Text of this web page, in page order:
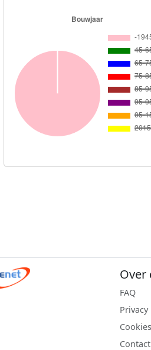
Over
FAQ
Privacy
Cookies
Contact